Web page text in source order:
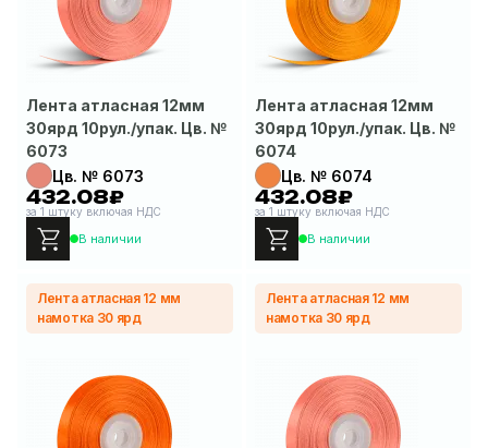
Лента атласная 12мм
30ярд 10рул./упак. Цв. №
6073
Цв. № 6073
432.08₽
за 1 штуку включая НДС
В наличии
Лента атласная 12мм
30ярд 10рул./упак. Цв. №
6074
Цв. № 6074
432.08₽
за 1 штуку включая НДС
В наличии
Лента атласная 12 мм
намотка 30 ярд
Лента атласная 12 мм
намотка 30 ярд